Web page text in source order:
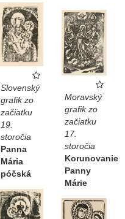
Slovenský
grafik zo
začiatku
19.
storočia
Panna
Mária
póčská
Moravský
grafik zo
začiatku
17.
storočia
Korunovanie
Panny
Márie